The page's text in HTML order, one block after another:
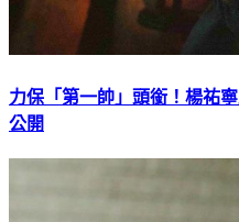
力保「第一帥」頭銜！楊祐
公開